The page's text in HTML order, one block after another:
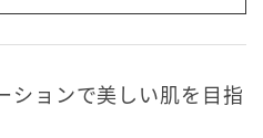
ションで美しい肌を目指